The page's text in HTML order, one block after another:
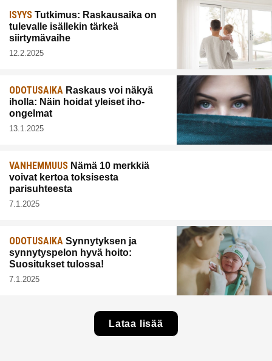
ISYYS Tutkimus: Raskausaika on
tulevalle isällekin tärkeä
siirtymävaihe
12.2.2025
ODOTUSAIKA Raskaus voi näkyä
iholla: Näin hoidat yleiset iho-
ongelmat
13.1.2025
VANHEMMUUS Nämä 10 merkkiä
voivat kertoa toksisesta
parisuhteesta
7.1.2025
ODOTUSAIKA Synnytyksen ja
synnytyspelon hyvä hoito:
Suositukset tulossa!
7.1.2025
Lataa lisää